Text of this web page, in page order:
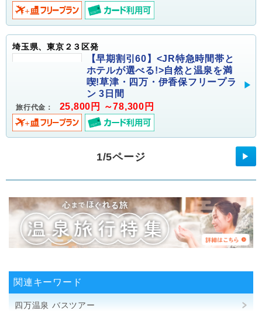
埼玉県、東京２３区発
【早期割引60】<JR特急時間帯と
ホテルが選べる!>自然と温泉を満
喫!草津・四万・伊香保フリープラ
ン 3日間
旅行代金： 25,800円 ～78,300円
1/5ページ ▶
関連キーワード
四万温泉 バスツアー